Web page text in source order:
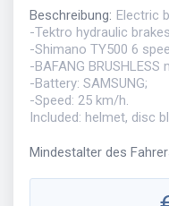
Beschreibung: Electric
-Tektro hydraulic
-Shimano TY500 6
-BAFANG BRUSHLESS
-Battery: SAMSUNG;
-Speed: 25 km/h.
Included: helmet, disc
Mindestalter des